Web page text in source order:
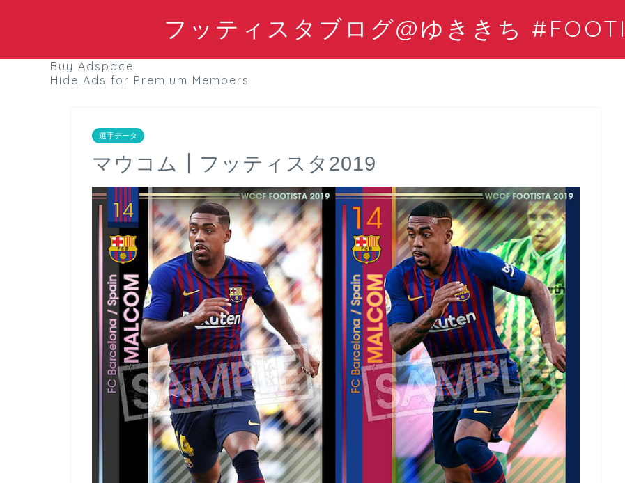
フッティスタブログ@ゆききち
Buy Adspace
Hide Ads for Premium Members
選手データ
マウコム┃フッティスタ2019